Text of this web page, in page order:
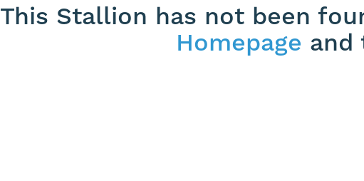
This Stallion has not been
Homepage and